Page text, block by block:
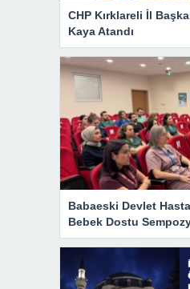
CHP Kırklareli İl
Kaya Atandı
Babaeski Devlet
Bebek Dostu